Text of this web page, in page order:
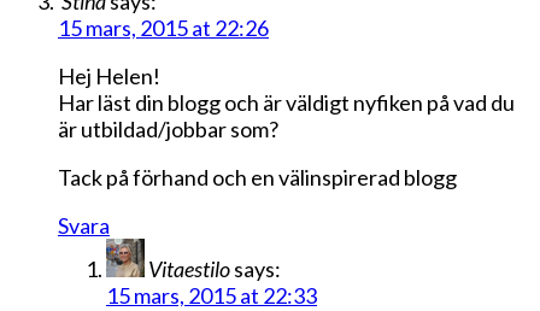
15 mars, 2015 at 22:26
Hej Helen!
Har läst din blogg och är väldigt nyfiken på vad du
är utbildad/jobbar som?
Tack på förhand och en välinspirerad blogg
Svara
Vitaestilosays:
15 mars, 2015 at 22:33